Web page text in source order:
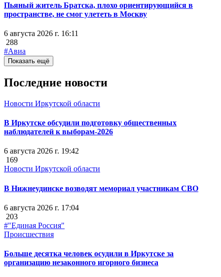
Пьяный житель Братска, плохо ориентирующийся в
пространстве, не смог улететь в Москву
6 августа 2026 г. 16:11
288
#Авиа
Показать ещё
Последние новости
Новости Иркутской области
В Иркутске обсудили подготовку общественных
наблюдателей к выборам-2026
6 августа 2026 г. 19:42
169
Новости Иркутской области
В Нижнеудинске возводят мемориал участникам СВО
6 августа 2026 г. 17:04
203
#"Единая Россия"
Происшествия
Больше десятка человек осудили в Иркутске за
организацию незаконного игорного бизнеса